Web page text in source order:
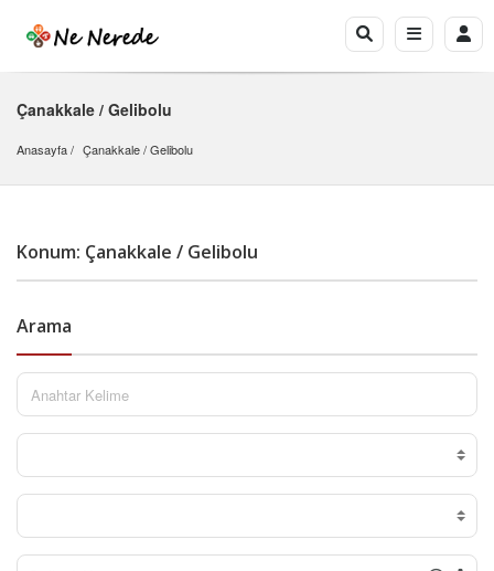
Çanakkale / Gelibolu
Anasayfa Çanakkale / Gelibolu
Konum: Çanakkale / Gelibolu
Arama